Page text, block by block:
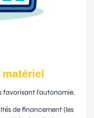
favorisant l'autonomie.
de financement (les